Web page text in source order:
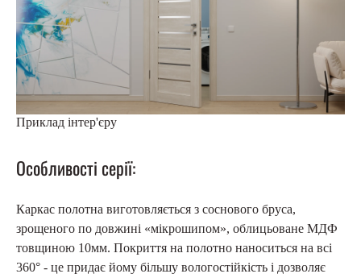
Приклад інтер'єру
Особливості серії:
Каркас полотна виготовляється з соснового бруса,
зрощеного по довжині «мікрошипом», облицьоване МДФ
товщиною 10мм. Покриття на полотно наноситься на всі
360° - це придає йому більшу вологостійкість і дозволяє